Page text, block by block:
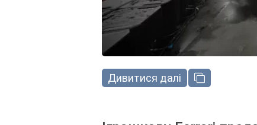
Дивитися далі